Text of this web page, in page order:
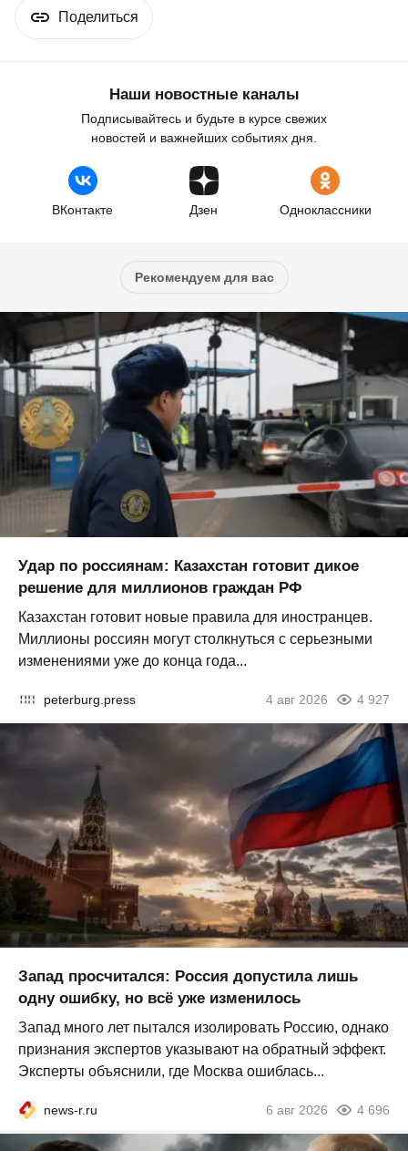
Поделиться
Наши новостные каналы
Подписывайтесь и будьте в курсе свежих
новостей и важнейших событиях дня.
ВКонтакте Дзен Одноклассники
Рекомендуем для вас
Удар по россиянам: Казахстан готовит дикое
решение для миллионов граждан РФ
Казахстан готовит новые правила для иностранцев.
Миллионы россиян могут столкнуться с серьезными
изменениями уже до конца года...
peterburg.press 4 авг 2026 4 927
Запад просчитался: Россия допустила лишь
одну ошибку, но всё уже изменилось
Запад много лет пытался изолировать Россию, однако
признания экспертов указывают на обратный эффект.
Эксперты объяснили, где Москва ошиблась...
news-r.ru 6 авг 2026 4 696